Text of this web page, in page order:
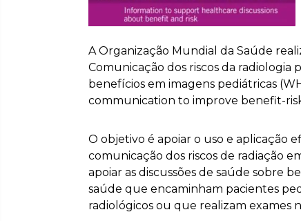
A Organização Mundial da Saúde
Comunicação dos riscos da radiologia
benefícios em imagens pediátricas
communication to improve benefit-
O objetivo é apoiar o uso e aplicação
comunicação dos riscos de radiação
apoiar as discussões de saúde sobre
saúde que encaminham pacientes
radiológicos ou que realizam exames